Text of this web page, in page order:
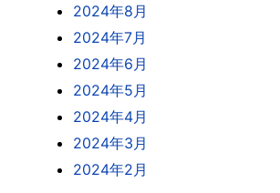
2024年8月
2024年7月
2024年6月
2024年5月
2024年4月
2024年3月
2024年2月